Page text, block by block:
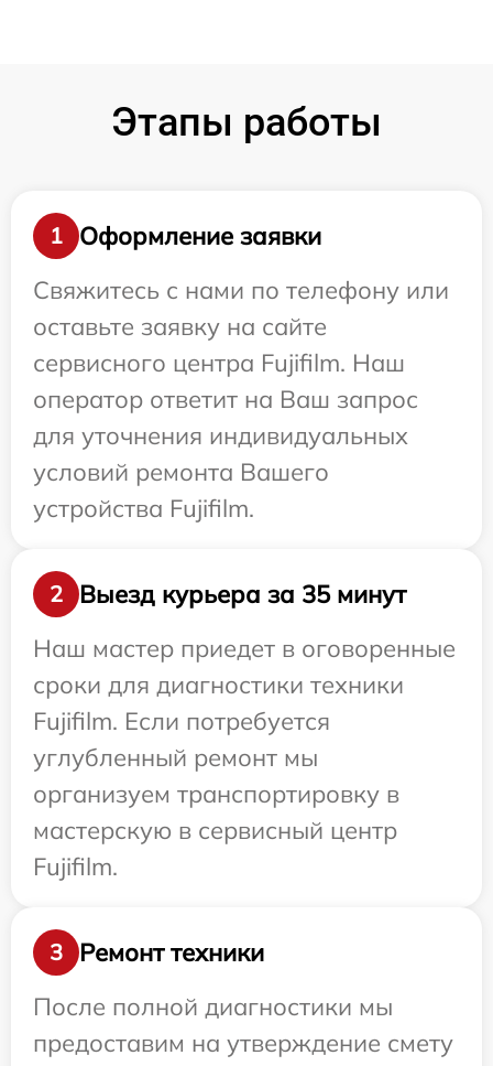
Этапы работы
1
Оформление заявки
Свяжитесь с нами по телефону или
оставьте заявку на сайте
сервисного центра Fujifilm. Наш
оператор ответит на Ваш запрос
для уточнения индивидуальных
условий ремонта Вашего
устройства Fujifilm.
2
Выезд курьера за 35 минут
Наш мастер приедет в оговоренные
сроки для диагностики техники
Fujifilm. Если потребуется
углубленный ремонт мы
организуем транспортировку в
мастерскую в сервисный центр
Fujifilm.
3
Ремонт техники
После полной диагностики мы
предоставим на утверждение смету